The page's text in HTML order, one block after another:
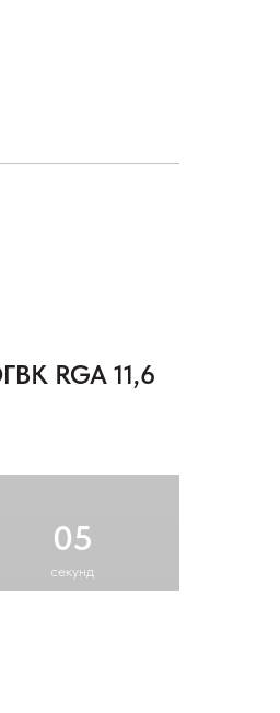
RGA 11,6
04
секунд